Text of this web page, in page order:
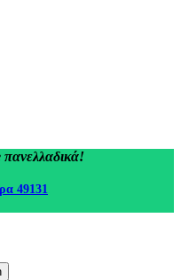
49131